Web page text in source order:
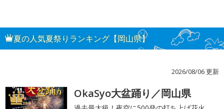
夏の人気夏祭りランキング【岡山県】
2026/08/06 更新
1 OkaSyo大盆踊り／岡山県